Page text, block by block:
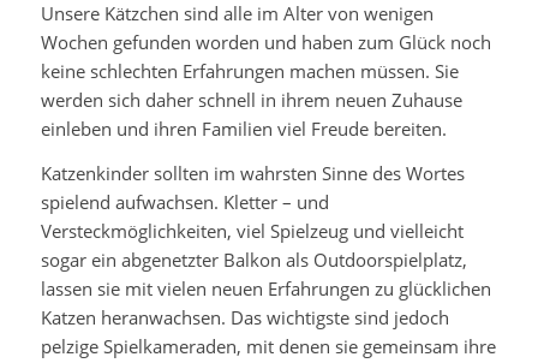
Unsere Kätzchen sind alle im Alter von wenigen
Wochen gefunden worden und haben zum Glück noch
keine schlechten Erfahrungen machen müssen. Sie
werden sich daher schnell in ihrem neuen Zuhause
einleben und ihren Familien viel Freude bereiten.
Katzenkinder sollten im wahrsten Sinne des Wortes
spielend aufwachsen. Kletter – und
Versteckmöglichkeiten, viel Spielzeug und vielleicht
sogar ein abgenetzter Balkon als Outdoorspielplatz,
lassen sie mit vielen neuen Erfahrungen zu glücklichen
Katzen heranwachsen. Das wichtigste sind jedoch
pelzige Spielkameraden, mit denen sie gemeinsam ihre